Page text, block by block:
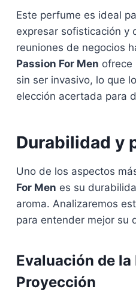
Este perfume es ideal
expresar sofisticación y
reuniones de negocios
Passion For Men ofrece
sin ser invasivo, lo que
elección acertada para
Durabilidad y
Uno de los aspectos
For Men es su
aroma. Analizaremos
para entender mejor su
Evaluación de
Proyección